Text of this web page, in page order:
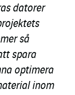
datorer
så
spara
optimera
inom